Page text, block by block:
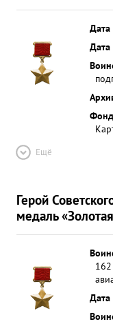
Дата
Ещё
Герой
медаль
Дата